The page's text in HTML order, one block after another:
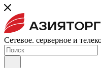
Сетевое. серверное и